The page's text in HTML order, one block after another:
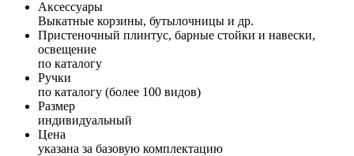
Аксессуары
Выкатные корзины, бутылочницы и др.
Пристеночный плинтус, барные стойки и навески,
освещение
по каталогу
Ручки
по каталогу (более 100 видов)
Размер
индивидуальный
Цена
указана за базовую комплектацию